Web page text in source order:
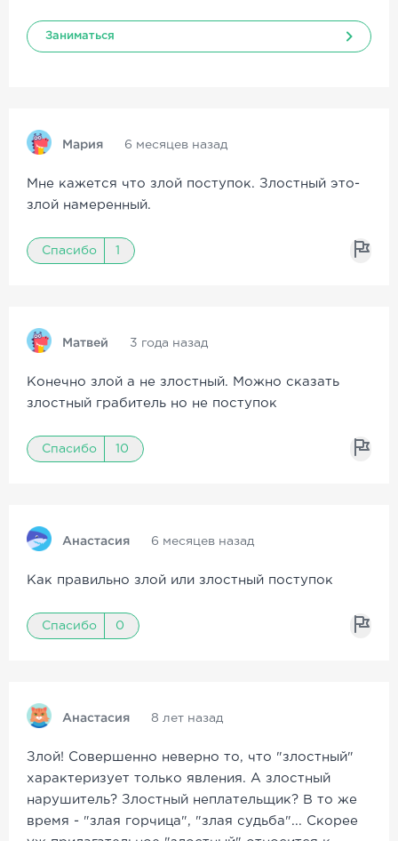
Заниматься
Мария 6 месяцев назад
Мне кажется что злой поступок. Злостный это-
злой намеренный.
Спасибо 1
Матвей 3 года назад
Конечно злой а не злостный. Можно сказать
злостный грабитель но не поступок
Спасибо 10
Анастасия 6 месяцев назад
Как правильно злой или злостный поступок
Спасибо 0
Анастасия 8 лет назад
Злой! Совершенно неверно то, что "злостный"
характеризует только явления. А злостный
нарушитель? Злостный неплательщик? В то же
время - "злая горчица", "злая судьба"... Скорее